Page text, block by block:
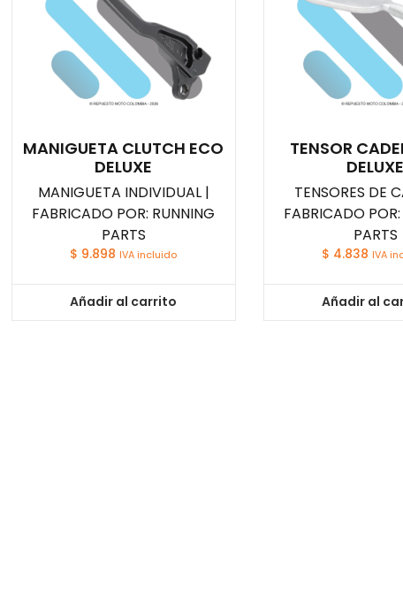
MANIGUETA CLUTCH ECO
DELUXE
MANIGUETA INDIVIDUAL |
FABRICADO POR: RUNNING
PARTS
$ 9.898 IVA incluido
Añadir al carrito
TENSOR
DELUXE
TENSORES DE
FABRICADO
PARTS
$ 4.838 IVA
Añadir al